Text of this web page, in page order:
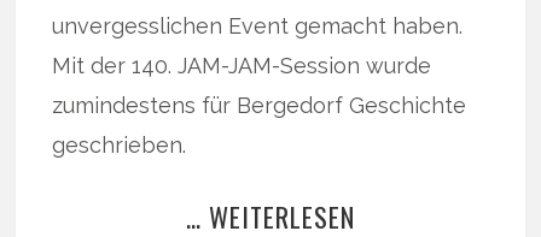
unvergesslichen Event gemacht haben.
Mit der 140. JAM-JAM-Session wurde
zumindestens für Bergedorf Geschichte
geschrieben.
… WEITERLESEN